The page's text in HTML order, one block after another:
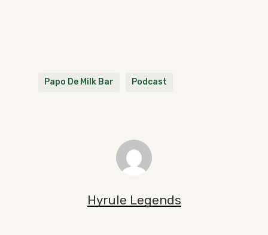
Papo De Milk Bar Podcast
Hyrule Legends